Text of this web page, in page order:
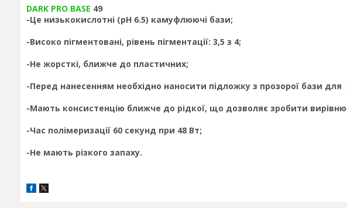
DARK PRO BASE 49
-Це низькокислотні (pH 6.5) камуфлюючі бази;
-Високо пігментовані, рівень пігментації: 3,5 з 4;
-Не жорсткі, ближче до пластичних;
-Перед нанесенням необхідно наносити підложку з прозорої бази для
-Мають консистенцію ближче до рідкої, що дозволяє зробити
-Час полімеризації 60 секунд при 48 Вт;
-Не мають різкого запаху.